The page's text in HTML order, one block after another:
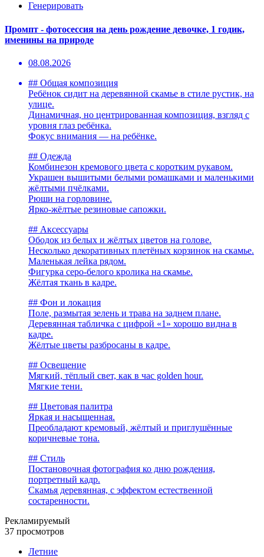
Генерировать
Промпт - фотосессия на день рождение девочке, 1 годик,
именины на природе
08.08.2026
## Общая композиция
Ребёнок сидит на деревянной скамье в стиле рустик, на
улице.
Динамичная, но центрированная композиция, взгляд с
уровня глаз ребёнка.
Фокус внимания — на ребёнке.
## Одежда
Комбинезон кремового цвета с коротким рукавом.
Украшен вышитыми белыми ромашками и маленькими
жёлтыми пчёлками.
Рюши на горловине.
Ярко-жёлтые резиновые сапожки.
## Аксессуары
Ободок из белых и жёлтых цветов на голове.
Несколько декоративных плетёных корзинок на скамье.
Маленькая лейка рядом.
Фигурка серо-белого кролика на скамье.
Жёлтая ткань в кадре.
## Фон и локация
Поле, размытая зелень и трава на заднем плане.
Деревянная табличка с цифрой «1» хорошо видна в
кадре.
Жёлтые цветы разбросаны в кадре.
## Освещение
Мягкий, тёплый свет, как в час golden hour.
Мягкие тени.
## Цветовая палитра
Яркая и насыщенная.
Преобладают кремовый, жёлтый и приглушённые
коричневые тона.
## Стиль
Постановочная фотография ко дню рождения,
портретный кадр.
Скамья деревянная, с эффектом естественной
состаренности.
Рекламируемый
37 просмотров
Летние